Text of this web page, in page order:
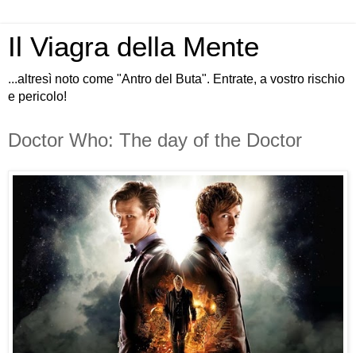
Il Viagra della Mente
...altresì noto come "Antro del Buta". Entrate, a vostro rischio
e pericolo!
Doctor Who: The day of the Doctor